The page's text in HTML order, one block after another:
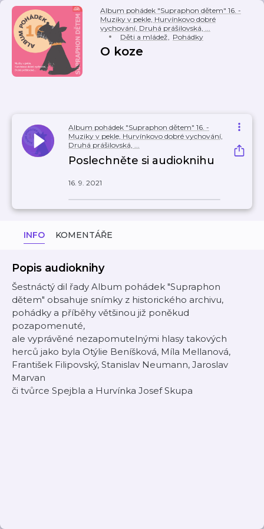
Album pohádek "Supraphon dětem" 16. -
Muziky v pekle, Hurvínkovo dobré
vychování, Druhá prášilovská, ...
Děti a mládež, Pohádky
O koze
Album pohádek "Supraphon dětem" 16. -
Muziky v pekle, Hurvínkovo dobré vychování,
Druhá prášilovská, ...
Poslechněte si audioknihu
16. 9. 2021
INFO KOMENTÁŘE
Popis audioknihy
Šestnáctý dil řady Album pohádek "Supraphon
dětem" obsahuje snímky z historického archivu,
pohádky a příběhy většinou již poněkud
pozapomenuté,
ale vyprávěné nezapomutelnými hlasy takových
herců jako byla Otýlie Beníšková, Míla Mellanová,
František Filipovský, Stanislav Neumann, Jaroslav
Marvan
či tvůrce Spejbla a Hurvínka Josef Skupa